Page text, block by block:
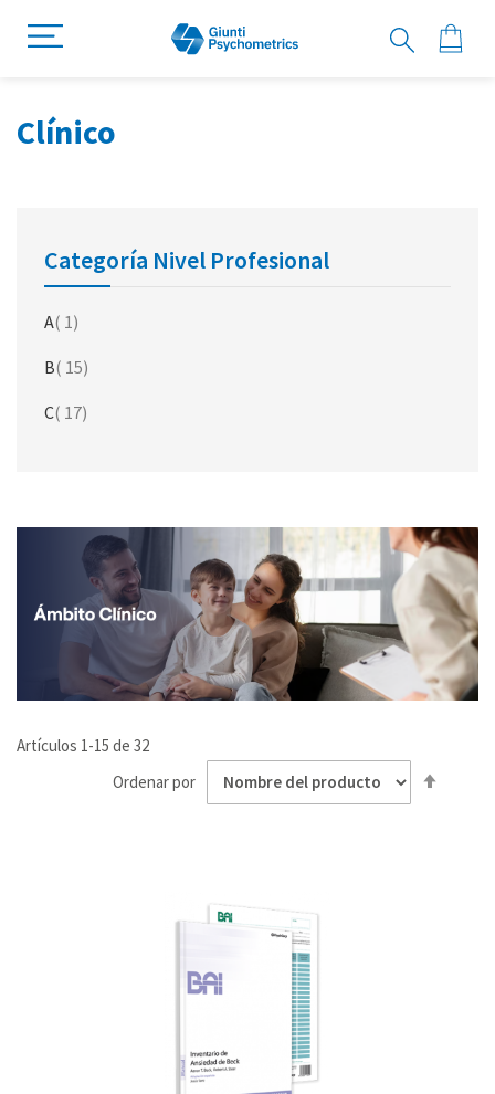
Clínico
Categoría Nivel Profesional
A 1artículo
B 15artículo
C 17artículo
Artículos 1 -15 de 32
Ordenar por